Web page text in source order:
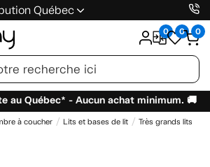
Québec
0 0 0
au Québec* - Aucun achat minimum. 🚚
à coucher Lits et bases de lit Très grands lits